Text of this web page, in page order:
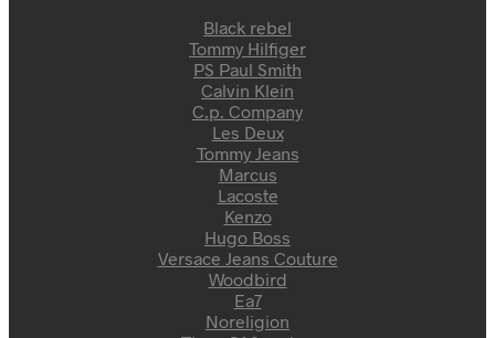
Black rebel
Tommy Hilfiger
PS Paul Smith
Calvin Klein
C.p. Company
Les Deux
Tommy Jeans
Marcus
Lacoste
Kenzo
Hugo Boss
Versace Jeans Couture
Woodbird
Ea7
Noreligion